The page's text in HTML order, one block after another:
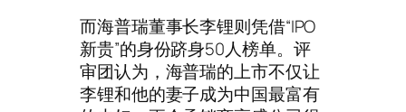
而海普瑞董事长李锂则凭借“IPO
新贵”的身份跻身50人榜单。评
审团认为，海普瑞的上市不仅让
李锂和他的妻子成为中国最富有